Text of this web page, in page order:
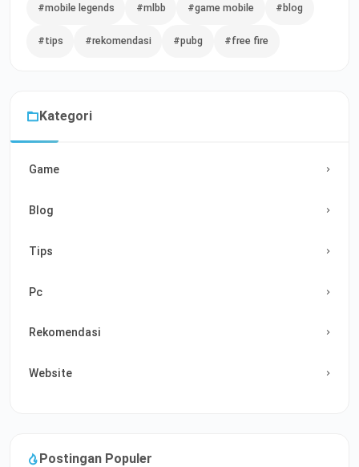
#mobile legends #mlbb #game mobile #blog
#tips #rekomendasi #pubg #free fire
Kategori
Game
Blog
Tips
Pc
Rekomendasi
Website
Postingan Populer